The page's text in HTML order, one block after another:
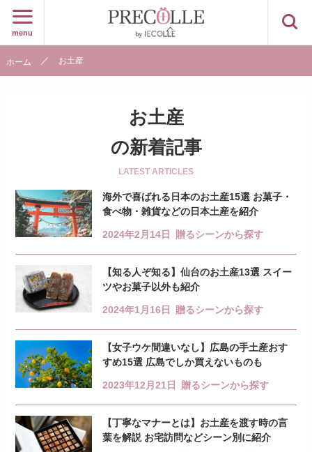
menu
ホーム お土産
お土産
の新着記事
LATEST ARTICLES
海外で喜ばれる日本のお土産15選 お菓子・
食べ物・雑貨などの日本土産を紹介
2024年2月14日 贈るシーンから探す
【知る人ぞ知る】仙台のお土産13選 スイー
ツやお菓子以外も紹介
2024年1月16日 贈るシーンから探す
【女子ウケ間違いなし】広島の手土産おす
すめ15選 広島でしか買えないものも
2023年12月21日 贈るシーンから探す
【丁寧なマナーとは】お土産を渡す時の言
葉を解説 お宅訪問などシーン別に紹介